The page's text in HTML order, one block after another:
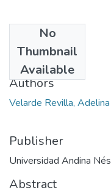
No
Thumbnail
Available
2023
Authors
Velarde Revilla, Adelina
Publisher
Universidad Andina
Abstract